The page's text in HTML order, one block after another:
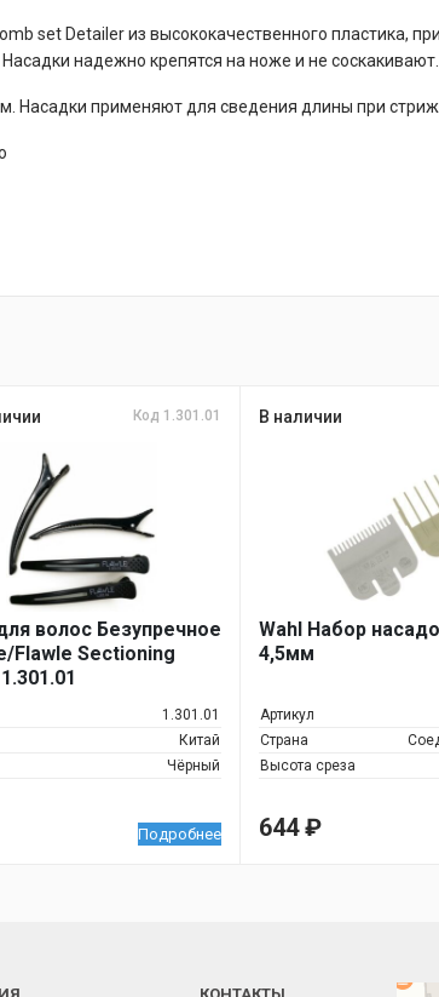
set Detailer из высококачественного пластика,
. Насадки надежно крепятся на ноже и не соскакивают.
Насадки применяют для сведения длины при
Код 1.301.01
волос Безупречное
Flawle Sectioning
1.301.01
Китай
Чёрный
Подробнее
В наличии
Wahl Набор
4,5мм
Артикул
Страна
Высота среза
644₽